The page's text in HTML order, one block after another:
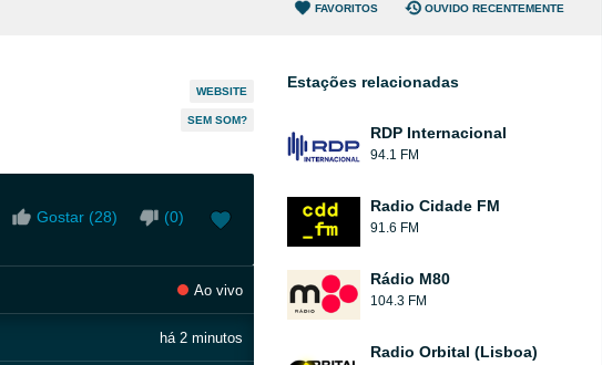
FAVORITOS OUVIDO RECENTEMENTE
WEBSITE
SEM SOM?
Gostar (28) (0)
Ao vivo
há 2 minutos
Estações relacionadas
RDP Internacional
94.1 FM
Radio Cidade FM
91.6 FM
Rádio M80
104.3 FM
Radio Orbital (Lisboa)